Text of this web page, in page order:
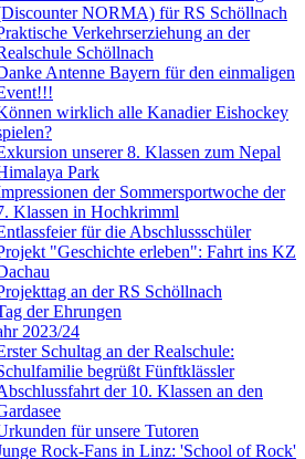
NORMA) für RS Schöllnach
Verkehrserziehung an der
Schöllnach
Antenne Bayern für den einmaligen
wirklich alle Kanadier Eishockey
unserer 8. Klassen zum Nepal
Park
der Sommersportwoche der
Klassen in Hochkrimml
für die Abschlussschüler
"Geschichte erleben": Fahrt ins KZ
an der RS Schöllnach
der Ehrungen
2023/24
Schultag an der Realschule:
begrüßt Fünftklässler
der 10. Klassen an den
für unsere Tutoren
Rock-Fans in Linz: 'School of Rock'